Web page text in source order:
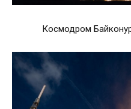
Космодром